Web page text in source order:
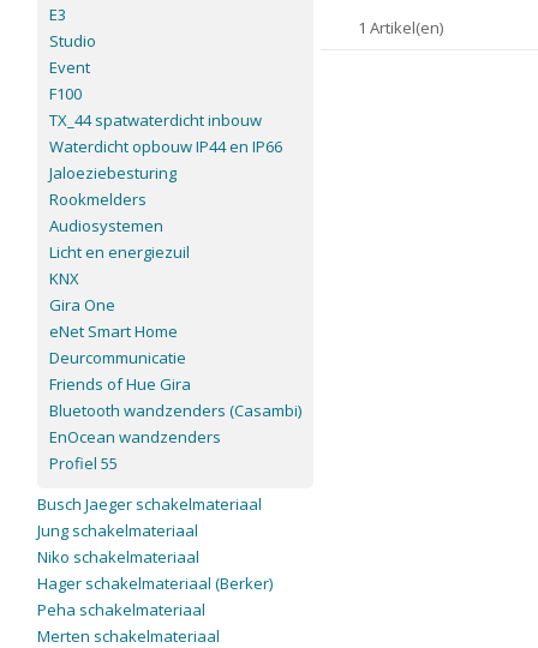
1 Artikel(en)
E3
Studio
Event
F100
TX_44 spatwaterdicht inbouw
Waterdicht opbouw IP44 en IP66
Jaloeziebesturing
Rookmelders
Audiosystemen
Licht en energiezuil
KNX
Gira One
eNet Smart Home
Deurcommunicatie
Friends of Hue Gira
Bluetooth wandzenders (Casambi)
EnOcean wandzenders
Profiel 55
Busch Jaeger schakelmateriaal
Jung schakelmateriaal
Niko schakelmateriaal
Hager schakelmateriaal (Berker)
Peha schakelmateriaal
Merten schakelmateriaal